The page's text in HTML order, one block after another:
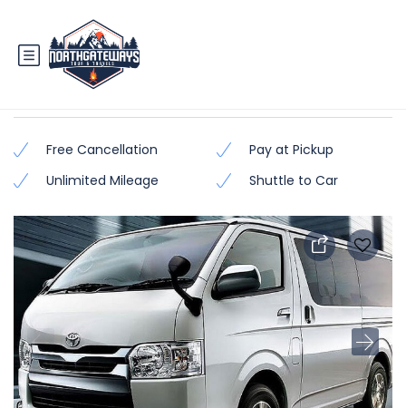
Hiroof/Hiace
Free Cancellation
Pay at Pickup
Unlimited Mileage
Shuttle to Car